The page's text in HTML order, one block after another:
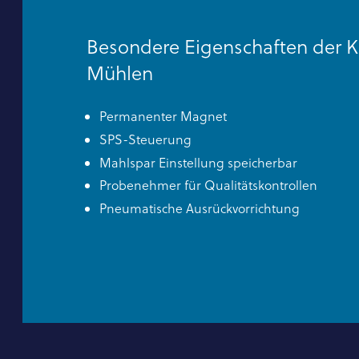
Besondere Eigenschaften der
Mühlen
Permanenter Magnet
SPS-Steuerung
Mahlspar Einstellung speicherbar
Probenehmer für Qualitätskontrollen
Pneumatische Ausrückvorrichtung